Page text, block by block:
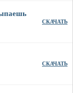
СКАЧАТЬ
СКАЧАТЬ